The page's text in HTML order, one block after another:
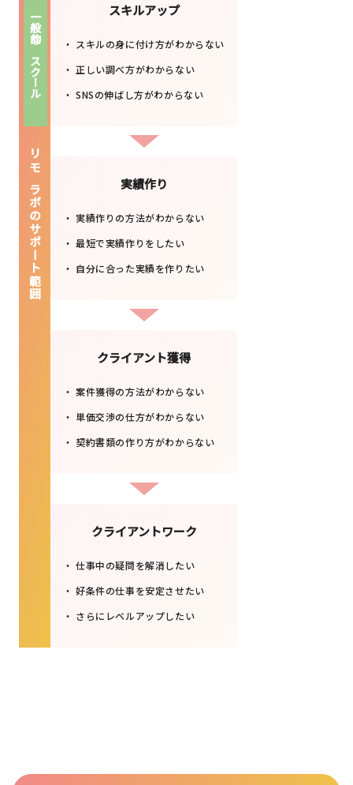
リモラボのサポート範囲
一般的なスクール
スキルアップ
スキルの身に付け方がわからない
正しい調べ方がわからない
SNSの伸ばし方がわからない
実績作り
実績作りの方法がわからない
最短で実績作りをしたい
自分に合った実績を作りたい
クライアント獲得
案件獲得の方法がわからない
単価交渉の仕方がわからない
契約書類の作り方がわからない
クライアントワーク
仕事中の疑問を解消したい
好条件の仕事を安定させたい
さらにレベルアップしたい